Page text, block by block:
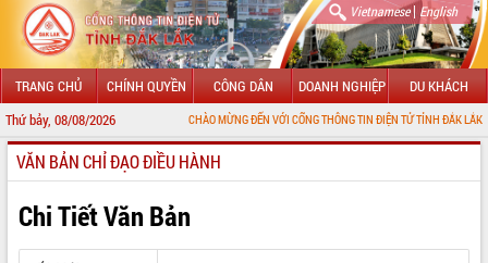
Vietnamese| English
TRANG CHỦ CHÍNH QUYỀN CÔNG DÂN DOANH NGHIỆP DU KHÁCH
Thứ bảy, 08/08/2026 CHÀO MỪNG ĐẾN VỚI CỔNG THÔNG TIN ĐIỆN TỬ TỈNH ĐẮK LẮK
GIỚI THIỆU
LÃNH ĐẠO UBND TỈNH
TIN TỨC SỰ KIỆN
VĂN BẢN CHỈ ĐẠO ĐIỀU HÀNH
Chi Tiết Văn Bản